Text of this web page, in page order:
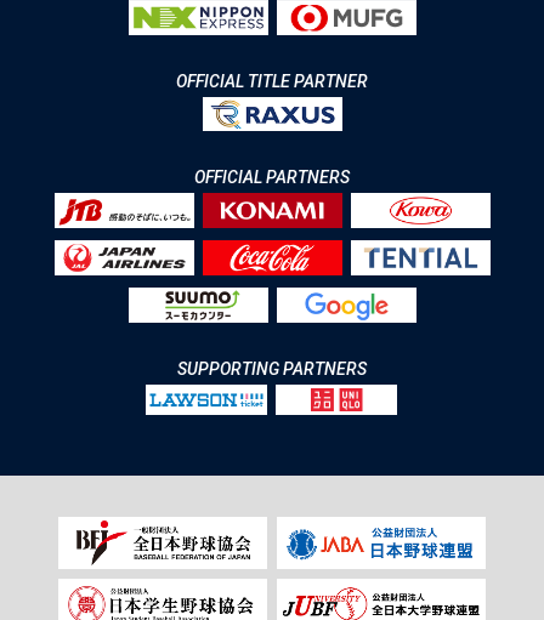
OFFICIAL TITLE PARTNER
OFFICIAL PARTNERS
SUPPORTING PARTNERS